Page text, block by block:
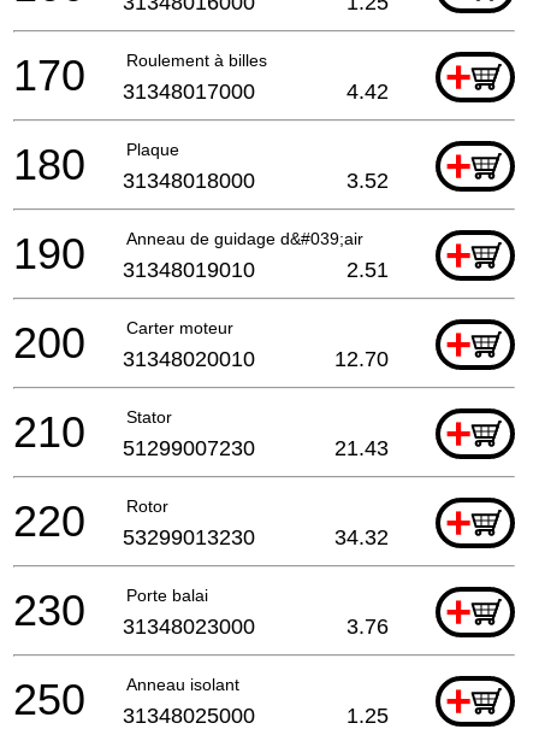
Roulement à billes +
170 31348017000 4.42
Plaque +
180 31348018000 3.52
Anneau de guidage d&#039;air +
190 31348019010 2.51
Carter moteur +
200 31348020010 12.70
Stator +
210 51299007230 21.43
Rotor +
220 53299013230 34.32
Porte balai +
230 31348023000 3.76
Anneau isolant +
250 31348025000 1.25